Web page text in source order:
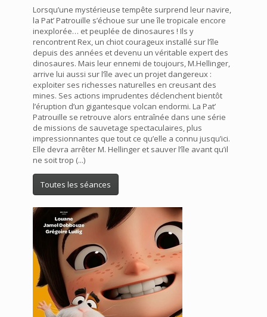
Lorsqu’une mystérieuse tempête surprend leur navire,
la Pat’ Patrouille s’échoue sur une île tropicale encore
inexplorée… et peuplée de dinosaures ! Ils y
rencontrent Rex, un chiot courageux installé sur l’île
depuis des années et devenu un véritable expert des
dinosaures. Mais leur ennemi de toujours, M.Hellinger,
arrive lui aussi sur l’île avec un projet dangereux :
exploiter ses richesses naturelles en creusant des
mines. Ses actions imprudentes déclenchent bientôt
l’éruption d’un gigantesque volcan endormi. La Pat’
Patrouille se retrouve alors entraînée dans une série
de missions de sauvetage spectaculaires, plus
impressionnantes que tout ce qu’elle a connu jusqu’ici.
Elle devra arrêter M. Hellinger et sauver l’île avant qu’il
ne soit trop (...)
Toutes les séances